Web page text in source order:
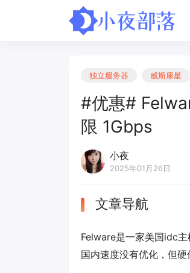
独立服务器 威斯康星
#优惠#
限 1Gbps
小夜
2025年01月26日
文章导航
Felware是一家美国idc
国内速度没有优化，但硬